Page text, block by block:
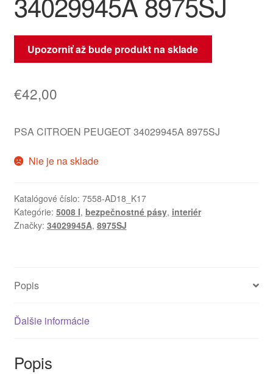
Upozorniť až bude produkt na sklade
€42,00
PSA CITROEN PEUGEOT 34029945A 8975SJ
Nie je na sklade
Katalógové číslo: 7558-AD18_K17
Kategórie: 5008 I, bezpečnostné pásy, interiér
Značky: 34029945A, 8975SJ
Popis
Ďalšie informácie
Popis